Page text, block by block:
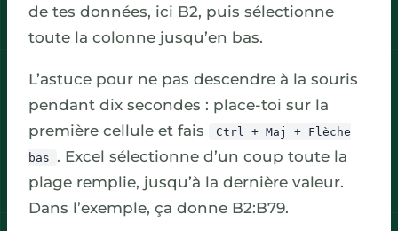
de tes données, ici B2, puis sélectionne
toute la colonne jusqu’en bas.
L’astuce pour ne pas descendre à la souris
pendant dix secondes : place-toi sur la
première cellule et fais
Ctrl + Maj + Flèche
bas
. Excel sélectionne d’un coup toute la
plage remplie, jusqu’à la dernière valeur.
Dans l’exemple, ça donne B2:B79.